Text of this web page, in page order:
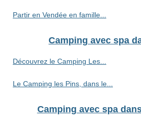
Partir en Vendée en famille...
Camping avec spa
Découvrez le Camping Les...
Le Camping les Pins, dans le...
Camping avec spa